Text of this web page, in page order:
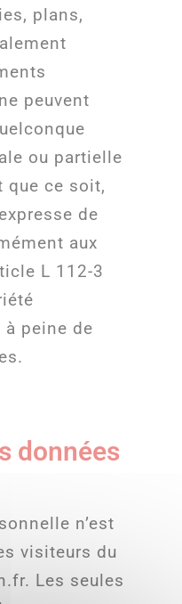
plans,
peuvent
ou partielle
que ce soit,
de
aux
L 112-3
peine de
données
n’est
visiteurs du
Les seules